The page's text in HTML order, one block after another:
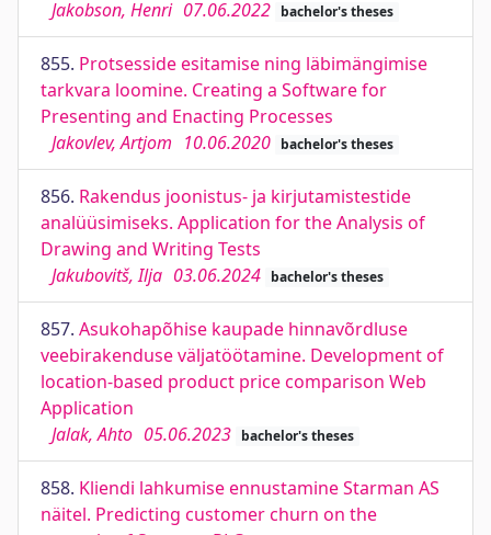
Jakobson, Henri 07.06.2022 bachelor's theses
855. Protsesside esitamise ning läbimängimise
tarkvara loomine. Creating a Software for
Presenting and Enacting Processes
Jakovlev, Artjom 10.06.2020 bachelor's theses
856. Rakendus joonistus- ja kirjutamistestide
analüüsimiseks. Application for the Analysis of
Drawing and Writing Tests
Jakubovitš, Ilja 03.06.2024 bachelor's theses
857. Asukohapõhise kaupade hinnavõrdluse
veebirakenduse väljatöötamine. Development of
location-based product price comparison Web
Application
Jalak, Ahto 05.06.2023 bachelor's theses
858. Kliendi lahkumise ennustamine Starman AS
näitel. Predicting customer churn on the